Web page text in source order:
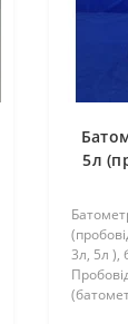
5л
3л, 5л ),